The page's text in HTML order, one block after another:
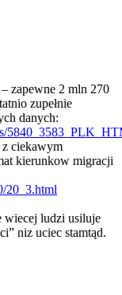
zapewne 2 mln 270
zupełnie
danych:
z ciekawym
kierunkow migracji
20_3.html
wiecej ludzi usiluje
niz uciec stamtąd.